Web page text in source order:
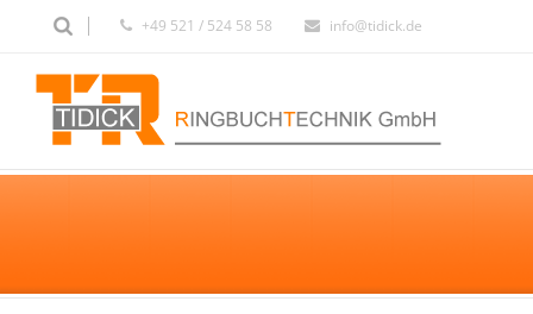
+49 521 / 524 58 58 info@tidick.de